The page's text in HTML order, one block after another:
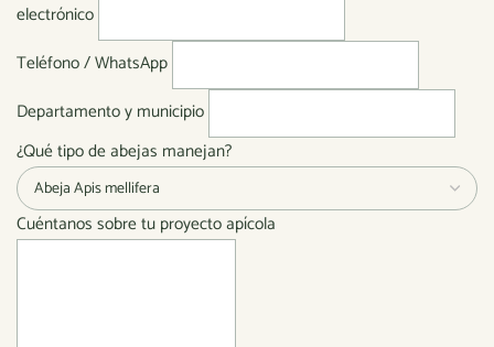
electrónico
Teléfono / WhatsApp
Departamento y municipio
¿Qué tipo de abejas manejan?
Cuéntanos sobre tu proyecto apícola